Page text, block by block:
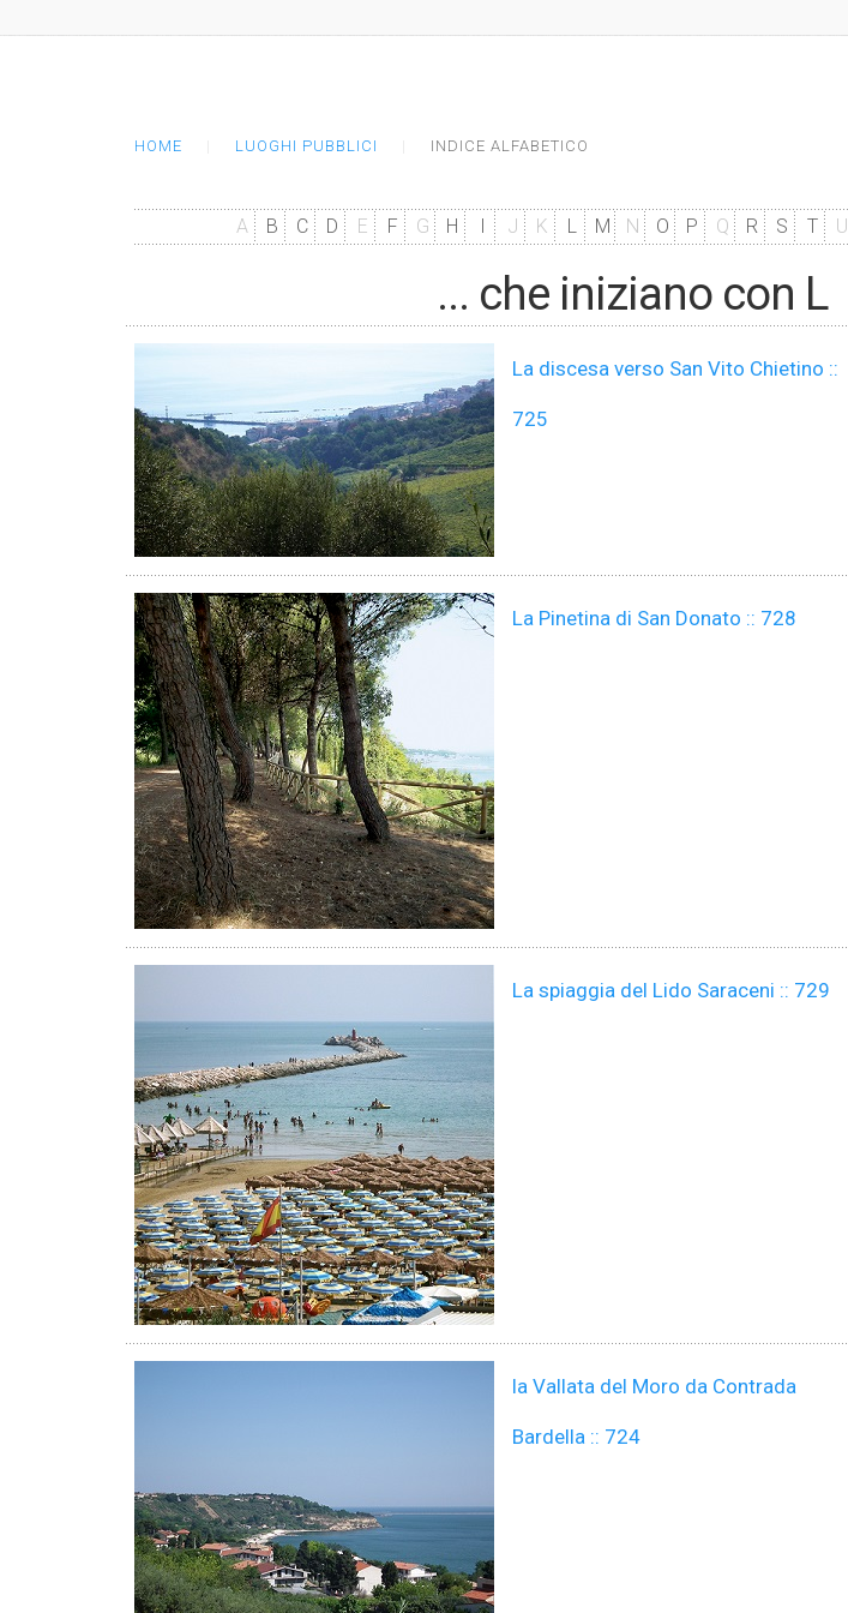
HOME LUOGHI PUBBLICI INDICE ALFABETICO
A B C D E F G H I J K L M N O P Q R S T U
... che iniziano con L
La discesa verso San Vito Chietino ::
725
La Pinetina di San Donato :: 728
La spiaggia del Lido Saraceni :: 729
la Vallata del Moro da Contrada
Bardella :: 724